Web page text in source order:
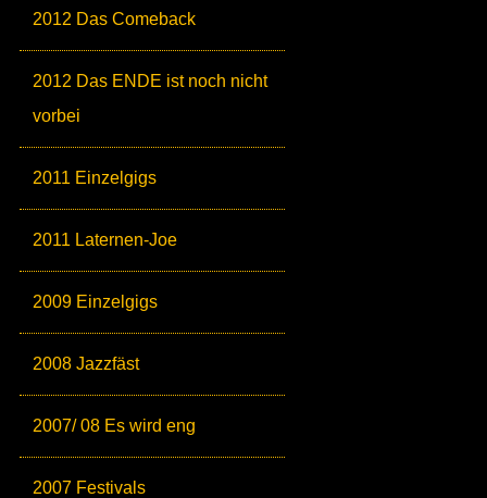
2012 Das Comeback
2012 Das ENDE ist noch nicht
vorbei
2011 Einzelgigs
2011 Laternen-Joe
2009 Einzelgigs
2008 Jazzfäst
2007/ 08 Es wird eng
2007 Festivals